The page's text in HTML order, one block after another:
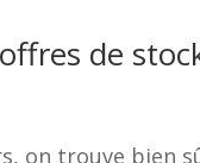
de
on trouve bien